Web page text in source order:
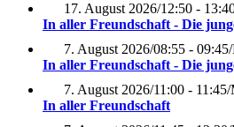
17. August 2026/12:50 -
In aller Freundschaft - Die
7. August 2026/08:55 - 09:45/
In aller Freundschaft - Die
7. August 2026/11:00 - 11:45/
In aller Freundschaft